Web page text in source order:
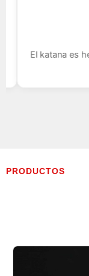
El katana es
PRODUCTOS